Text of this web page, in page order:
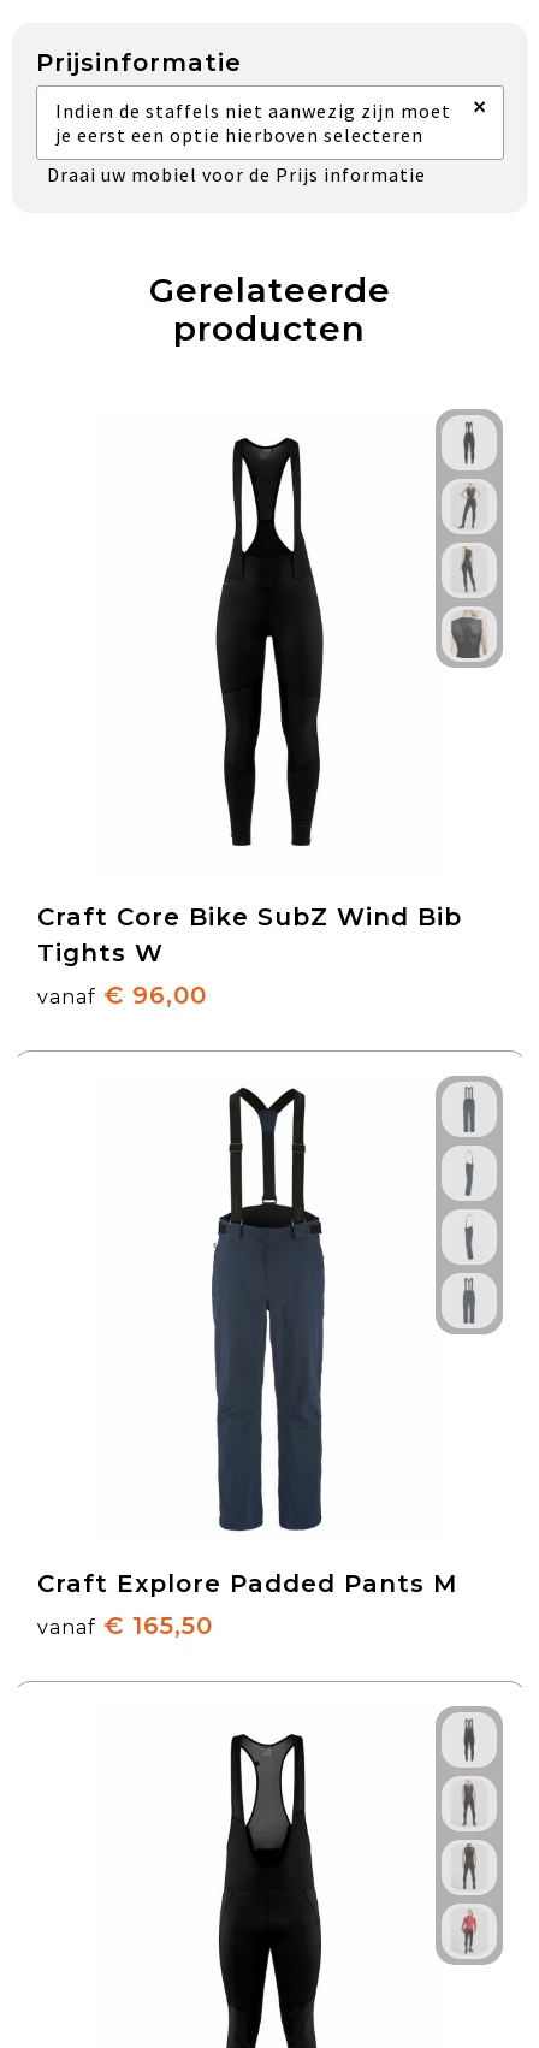
Prijsinformatie
Indien de staffels niet aanwezig zijn moet
je eerst een optie hierboven selecteren
×
Draai uw mobiel voor de Prijs informatie
Gerelateerde
producten
Craft Core Bike SubZ Wind Bib
Tights W
vanaf € 96,00
Craft Explore Padded Pants M
vanaf € 165,50